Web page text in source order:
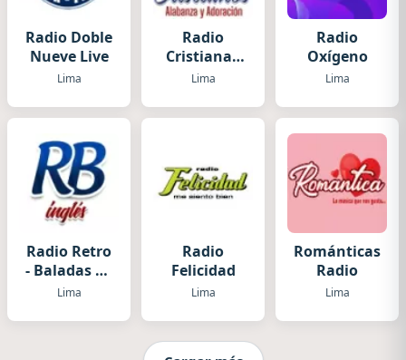
Radio Doble
Nueve Live
Lima
Radio
Cristiana -
Alabanza -
Lima
Radio
Oxígeno
Lima
Radio Retro
- Baladas en
Inglés
Lima
Radio
Felicidad
Lima
Románticas
Radio
Lima